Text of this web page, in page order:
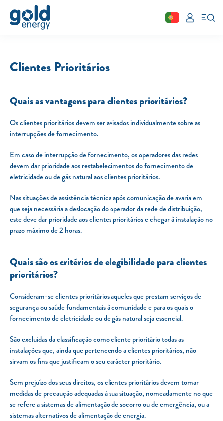
Área de cliente
Aderir
Solar
Painéis Solares
Excedentes de Produção
Energia verde
Mobilidade Elétrica
Carregar em Casa
Carregar Fora de Casa
Rede de lojas
Leituras
Sobre nós
FAQ
Blog
Mais informações
SERVIÇOS
Clientes Prioritários
Quais as vantagens para clientes prioritários?
Os clientes prioritários devem ser avisados individualmente sobre as
interrupções de fornecimento.
Em caso de interrupção de fornecimento, os operadores das redes
devem dar prioridade aos restabelecimentos do fornecimento de
eletricidade ou de gás natural aos clientes prioritários.
Nas situações de assistência técnica após comunicação de avaria em
que seja necessária a deslocação do operador da rede de distribuição,
este deve dar prioridade aos clientes prioritários e chegar à instalação no
prazo máximo de 2 horas.
Quais são os critérios de elegibilidade para clientes
prioritários?
Consideram-se clientes prioritários aqueles que prestam serviços de
segurança ou saúde fundamentais à comunidade e para os quais o
fornecimento de eletricidade ou de gás natural seja essencial.
São excluídas da classificação como cliente prioritário todas as
instalações que, ainda que pertencendo a clientes prioritários, não
sirvam os fins que justificam o seu carácter prioritário.
Sem prejuízo dos seus direitos, os clientes prioritários devem tomar
medidas de precaução adequadas à sua situação, nomeadamente no que
se refere a sistemas de alimentação de socorro ou de emergência, ou a
sistemas alternativos de alimentação de energia.